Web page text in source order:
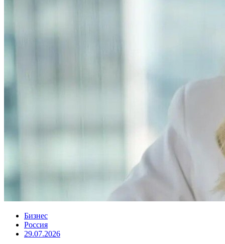
Бизнес
Россия
29.07.2026